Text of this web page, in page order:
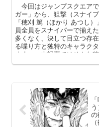
今回はジャンプスクエア
ガー」から、狙撃（スナイ
「穂刈 篤（ほかり あつし
員全員をスナイパーで揃え
多くなく、決して目立つ存
る喋り方と独特のキャラク
ます。 本記事ではそんな
の